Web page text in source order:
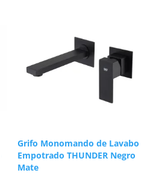
Grifo Monomando de Lavabo
Empotrado THUNDER Negro
Mate